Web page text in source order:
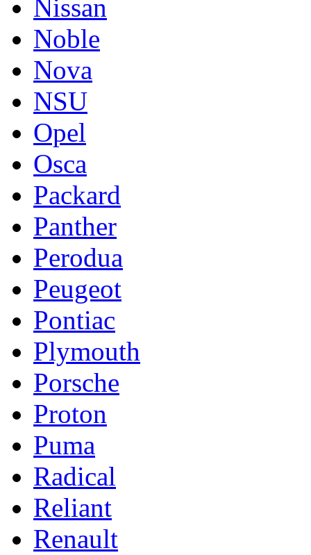
Nissan
Noble
Nova
NSU
Opel
Osca
Packard
Panther
Perodua
Peugeot
Pontiac
Plymouth
Porsche
Proton
Puma
Radical
Reliant
Renault